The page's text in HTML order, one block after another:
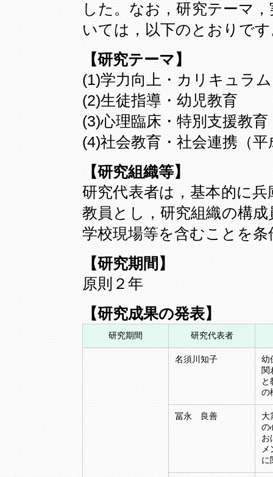
した。なお，研究テーマ
いては，以下のとおりで
【研究テーマ】
(1)学力向上・カリキュラム
(2)生徒指導・幼児教育
(3)心理臨床・特別支援教育
(4)社会教育・社会連携（
【研究組織等】
研究代表者は，基本的に
教員とし，研究組織の構
学校現場等を含むことを
【研究期間】
原則２年
【研究成果の発表】
研究期間 研究代表者
名須川知子
幼
関
と
の
冨永 良善
大
の
お
に